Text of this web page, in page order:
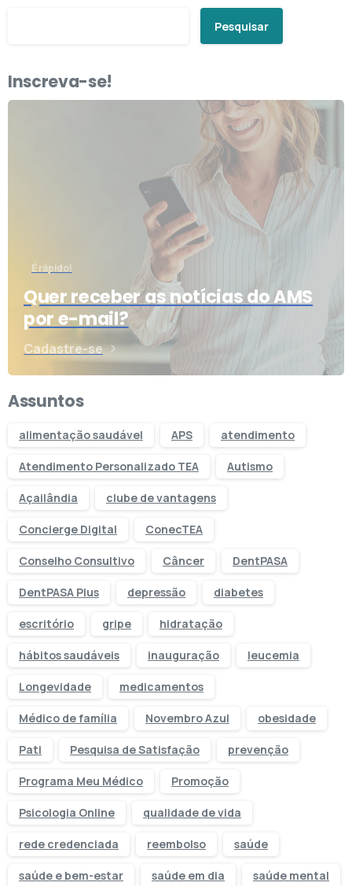
Pesquisar
Inscreva-se!
É rápido!
Quer receber as notícias do AMS
por e-mail?
Cadastre-se
Assuntos
alimentação saudável APS atendimento
Atendimento Personalizado TEA Autismo
Açailândia clube de vantagens
Concierge Digital ConecTEA
Conselho Consultivo Câncer DentPASA
DentPASA Plus depressão diabetes
escritório gripe hidratação
hábitos saudáveis inauguração leucemia
Longevidade medicamentos
Médico de família Novembro Azul obesidade
Pati Pesquisa de Satisfação prevenção
Programa Meu Médico Promoção
Psicologia Online qualidade de vida
rede credenciada reembolso saúde
saúde e bem-estar saúde em dia saúde mental